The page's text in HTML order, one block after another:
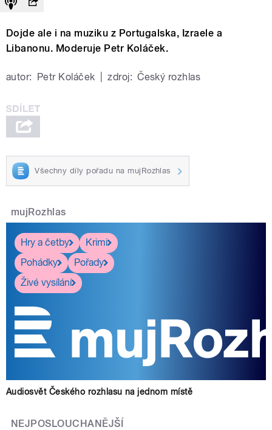
Dojde ale i na muziku z Portugalska, Izraele a
Libanonu. Moderuje Petr Koláček.
autor: Petr Koláček zdroj: Český rozhlas
Všechny díly pořadu na mujRozhlas
mujRozhlas
Hry a četby
Krimi
Pohádky
Pořady
Živé vysílání
Audiosvět Českého rozhlasu na jednom místě
NEJPOSLOUCHANĚJŠÍ